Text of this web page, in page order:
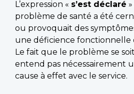
L’expression « s’est déclaré
problème de santé a été
ou provoquait des
une déficience fonctionnelle
Le fait que le problème se
entend pas nécessairement
cause à effet avec le service.